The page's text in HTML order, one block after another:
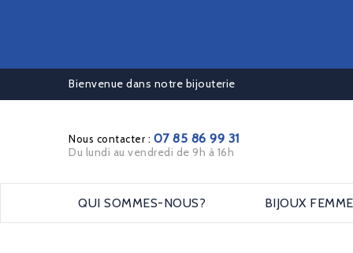
Bienvenue dans notre bijouterie
Nous contacter : 07 85 86 99 31
Du lundi au vendredi de 9h à 16h
QUI SOMMES-NOUS? BIJOUX FEMME